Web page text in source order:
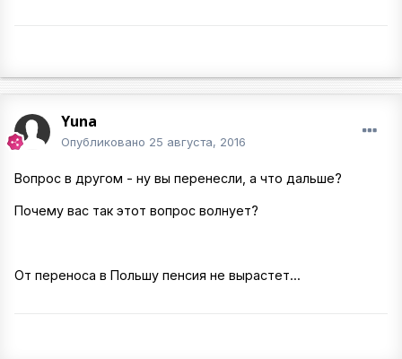
Yuna
Опубликовано 25 августа, 2016
Вопрос в другом - ну вы перенесли, а что дальше?
Почему вас так этот вопрос волнует?
От переноса в Польшу пенсия не вырастет...